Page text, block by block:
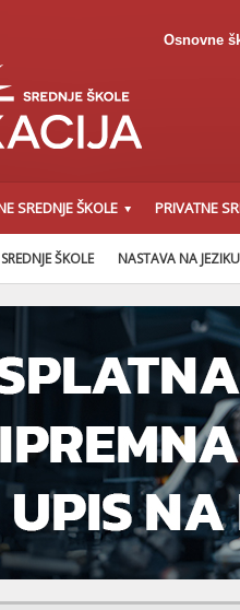
Osnovne
SREDNJE ŠKOLE PRIVATNE
ŠKOLE NASTAVA NA